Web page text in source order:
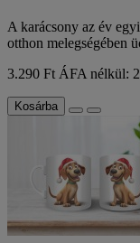
A karácsony az év
otthon melegségében
3.290 Ft ÁFA nélkül:
Kosárba